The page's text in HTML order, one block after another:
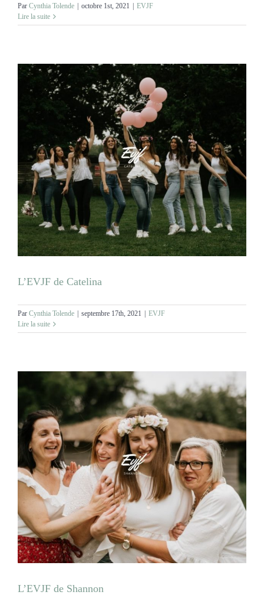
Par Cynthia Tolende octobre 1st, 2021
EVJF
Lire la suite
L’EVJF de Catelina
Par Cynthia Tolende | septembre 17th, 2021 | EVJF
Lire la suite
L’EVJF de Shannon